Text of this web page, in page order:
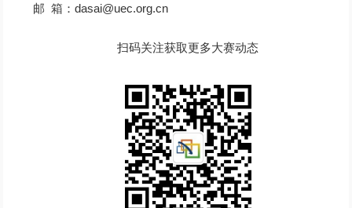
邮 箱：dasai@uec.org.cn
扫码关注获取更多大赛动态